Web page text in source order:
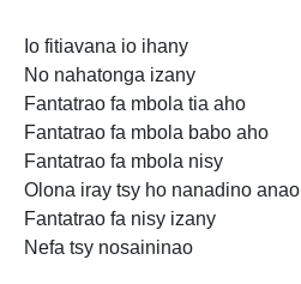
Io fitiavana io ihany
No nahatonga izany
Fantatrao fa mbola tia aho
Fantatrao fa mbola babo aho
Fantatrao fa mbola nisy
Olona iray tsy ho nanadino anao
Fantatrao fa nisy izany
Nefa tsy nosaininao